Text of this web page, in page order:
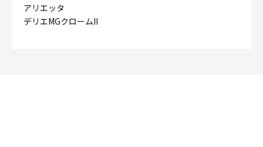
アリエッタ
デリエMGクロームII